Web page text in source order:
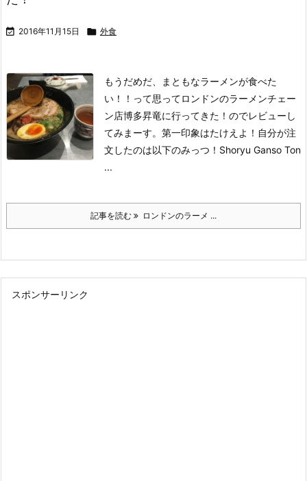
 2016年11月15日  外食
もうだめだ、まともなラーメンが食べた
い！！って思ってロンドンのラーメンチェー
ン店博多昇竜に行ってきた！のでレビューし
てみまーす。 第一印象はたけえよ！ 自分が注
文したのは以下のみっつ！ Shoryu Ganso Ton
...
記事を読む ロンドンのラーメ ...
スポンサーリンク